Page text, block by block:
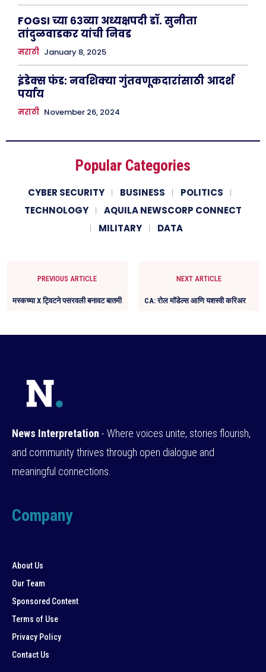
FOGSI च्या ६३व्या अध्यक्षपदी डॉ. सुनीता
तांदुळवाडकर यांची निवड
मराठी January 8, 2025
इंडेक्स फंड: नवशिक्या गुंतवणूकदारांसाठी आदर्श
पर्याय
मराठी November 26, 2024
Popular Categories
CYBER SECURITY BUSINESS
POLITICS
TECHNOLOGY
AQUILA NEWSCORP CONNECT
MILITARY
DATA
PREVIOUS ARTICLE
मस्कच्या X ट्विटने पसरवली बनावट बातमी
NEXT ARTICLE
CA: रोल मॉडेल्स आणि यशस्वी करिअर
News Interpretation - Where voices unite, stories flourish,
and community thrives through open dialogue and
meaningful connections.
Company
About Us
Our Team
Sponsored Content
Terms of Use
Privacy Policy
Contact Us